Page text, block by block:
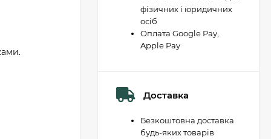
фізичних і юридичних
осіб
Оплата Google Pay,
Apple Pay
Доставка
Безкоштовна доставка
будь-яких товарів